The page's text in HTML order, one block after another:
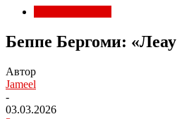
Беппе Бергоми:
Автор
Jameel
-
03.03.2026